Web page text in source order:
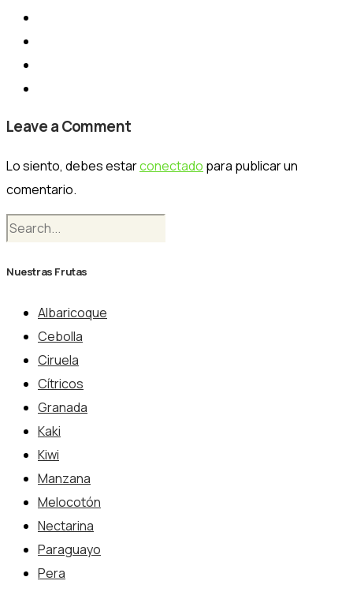
Leave a Comment
Lo siento, debes estarconectado para publicar un
comentario.
Nuestras Frutas
Albaricoque
Cebolla
Ciruela
Cítricos
Granada
Kaki
Kiwi
Manzana
Melocotón
Nectarina
Paraguayo
Pera